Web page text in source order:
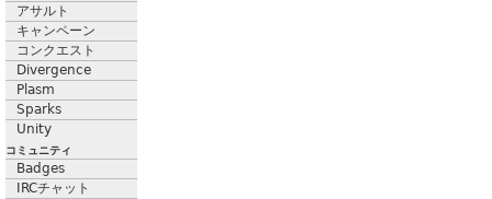
アサルト
キャンペーン
コンクエスト
Divergence
Plasm
Sparks
Unity
コミュニティ
Badges
IRCチャット